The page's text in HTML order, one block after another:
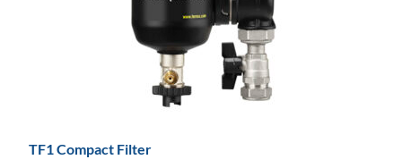
TF1 Compact Filter